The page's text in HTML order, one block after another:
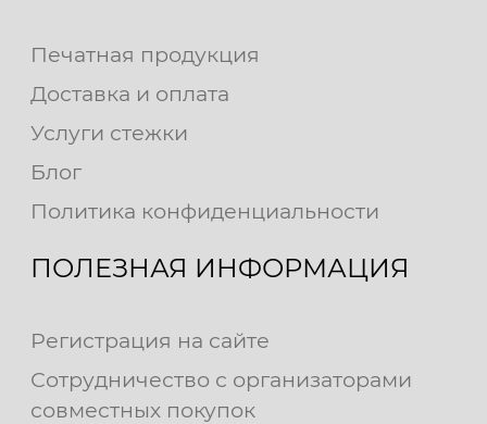
Печатная продукция
Доставка и оплата
Услуги стежки
Блог
Политика конфиденциальности
ПОЛЕЗНАЯ ИНФОРМАЦИЯ
Регистрация на сайте
Сотрудничество с организаторами
совместных покупок